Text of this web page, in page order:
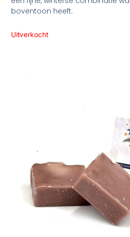
boventoon heeft.
Uitverkocht